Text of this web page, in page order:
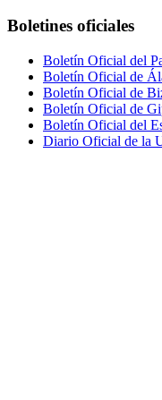
Boletines oficiales
Boletín Oficial del
Boletín Oficial de
Boletín Oficial de
Boletín Oficial de
Boletín Oficial del
Diario Oficial de la